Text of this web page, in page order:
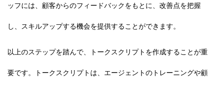
ッフには、顧客からのフィードバックをもとに、改善点を把握
し、スキルアップする機会を提供することができます。
以上のステップを踏んで、トークスクリプトを作成することが重
要です。トークスクリプトは、エージェントのトレーニングや顧